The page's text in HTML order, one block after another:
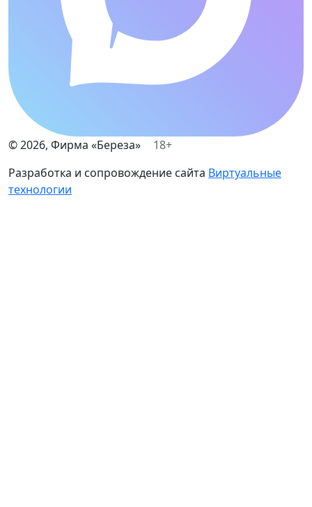
©2026, Фирма «Береза»
18+
Разработка и сопровождение сайта Виртуальные
технологии